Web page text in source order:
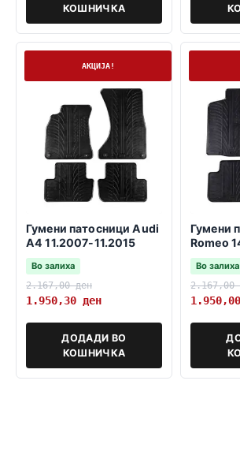
КОШНИЧКА
АКЦИЈА!
Гумени патосници Audi
A4 11.2007-11.2015
Во залиха
2.167,00ден
1.950,30 ден
ДОДАДИ ВО
КОШНИЧКА
Гумени
Romeo
03.2010
Во залиха
2.167,00
1.950,00